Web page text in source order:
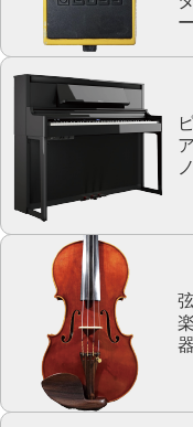
ー
ア
ノ
楽
器